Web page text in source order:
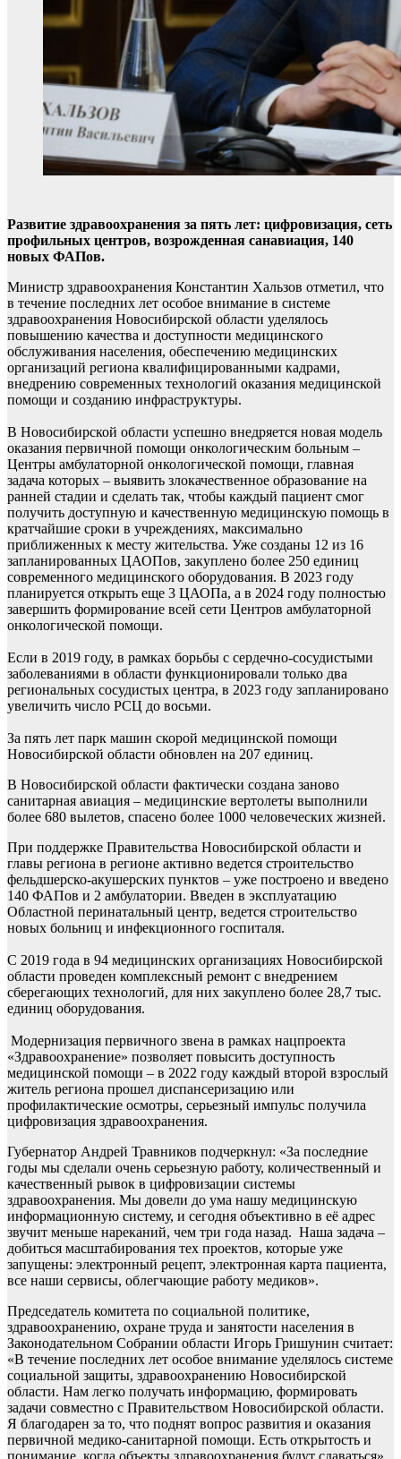
Развитие здравоохранения за пять лет: цифровизация, сеть
профильных центров, возрожденная санавиация, 140
новых ФАПов.
Министр здравоохранения Константин Хальзов отметил, что
в течение последних лет особое внимание в системе
здравоохранения Новосибирской области уделялось
повышению качества и доступности медицинского
обслуживания населения, обеспечению медицинских
организаций региона квалифицированными кадрами,
внедрению современных технологий оказания медицинской
помощи и созданию инфраструктуры.
В Новосибирской области успешно внедряется новая модель
оказания первичной помощи онкологическим больным –
Центры амбулаторной онкологической помощи, главная
задача которых – выявить злокачественное образование на
ранней стадии и сделать так, чтобы каждый пациент смог
получить доступную и качественную медицинскую помощь в
кратчайшие сроки в учреждениях, максимально
приближенных к месту жительства. Уже созданы 12 из 16
запланированных ЦАОПов, закуплено более 250 единиц
современного медицинского оборудования. В 2023 году
планируется открыть еще 3 ЦАОПа, а в 2024 году полностью
завершить формирование всей сети Центров амбулаторной
онкологической помощи.
Если в 2019 году, в рамках борьбы с сердечно-сосудистыми
заболеваниями в области функционировали только два
региональных сосудистых центра, в 2023 году запланировано
увеличить число РСЦ до восьми.
За пять лет парк машин скорой медицинской помощи
Новосибирской области обновлен на 207 единиц.
В Новосибирской области фактически создана заново
санитарная авиация – медицинские вертолеты выполнили
более 680 вылетов, спасено более 1000 человеческих жизней.
При поддержке Правительства Новосибирской области и
главы региона в регионе активно ведется строительство
фельдшерско-акушерских пунктов – уже построено и введено
140 ФАПов и 2 амбулатории. Введен в эксплуатацию
Областной перинатальный центр, ведется строительство
новых больниц и инфекционного госпиталя.
С 2019 года в 94 медицинских организациях Новосибирской
области проведен комплексный ремонт с внедрением
сберегающих технологий, для них закуплено более 28,7 тыс.
единиц оборудования.
Модернизация первичного звена в рамках нацпроекта
«Здравоохранение» позволяет повысить доступность
медицинской помощи – в 2022 году каждый второй взрослый
житель региона прошел диспансеризацию или
профилактические осмотры, серьезный импульс получила
цифровизация здравоохранения.
Губернатор Андрей Травников подчеркнул: «За последние
годы мы сделали очень серьезную работу, количественный и
качественный рывок в цифровизации системы
здравоохранения. Мы довели до ума нашу медицинскую
информационную систему, и сегодня объективно в её адрес
звучит меньше нареканий, чем три года назад. Наша задача –
добиться масштабирования тех проектов, которые уже
запущены: электронный рецепт, электронная карта пациента,
все наши сервисы, облегчающие работу медиков».
Председатель комитета по социальной политике,
здравоохранению, охране труда и занятости населения в
Законодательном Собрании области Игорь Гришунин считает:
«В течение последних лет особое внимание уделялось системе
социальной защиты, здравоохранению Новосибирской
области. Нам легко получать информацию, формировать
задачи совместно с Правительством Новосибирской области.
Я благодарен за то, что поднят вопрос развития и оказания
первичной медико-санитарной помощи. Есть открытость и
понимание, когда объекты здравоохранения будут сдаваться».